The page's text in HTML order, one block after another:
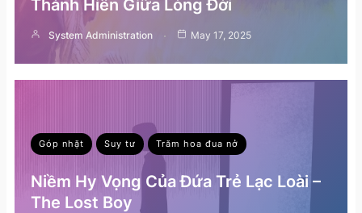
Thánh Hiến Giữa Lòng Đời
System Administration May 17, 2025
Góp nhặt Suy tư Trăm hoa đua nở
Niềm Hy Vọng Của Đứa Trẻ Lạc Loài –
The Lost Boy